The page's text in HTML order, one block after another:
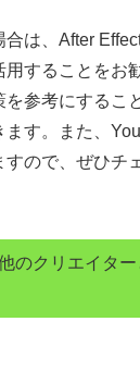
合は、After
用することをお
を参考にするこ
す。また、
すので、ぜひチ
のクリエイタ